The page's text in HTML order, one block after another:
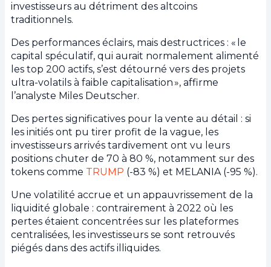
investisseurs au détriment des altcoins
traditionnels.
Des performances éclairs, mais destructrices : « le
capital spéculatif, qui aurait normalement alimenté
les top 200 actifs, s’est détourné vers des projets
ultra-volatils à faible capitalisation », affirme
l’analyste Miles Deutscher.
Des pertes significatives pour la vente au détail : si
les initiés ont pu tirer profit de la vague, les
investisseurs arrivés tardivement ont vu leurs
positions chuter de 70 à 80 %, notamment sur des
tokens comme TRUMP (-83 %) et MELANIA (-95 %).
Une volatilité accrue et un appauvrissement de la
liquidité globale : contrairement à 2022 où les
pertes étaient concentrées sur les plateformes
centralisées, les investisseurs se sont retrouvés
piégés dans des actifs illiquides.